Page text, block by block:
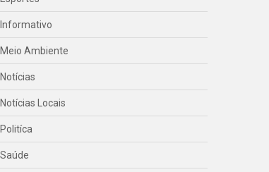
Informativo
Meio Ambiente
Notícias
Notícias Locais
Politíca
Saúde